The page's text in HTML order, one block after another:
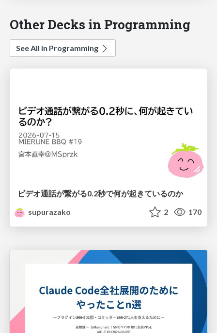
Other Decks in Programming
See All in Programming
ビデオ通話が繋がる0.2秒で何が起きているのか
supurazako
2 170